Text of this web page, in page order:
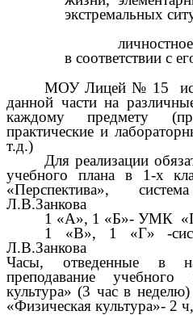
экстремальных
в соответствии с
МОУ Лицей № 15
данной части на
каждому предмету
практические и
т.д.)
Для реализации
учебного плана в 1-х
«Перспектива»,
Л.В.Занкова
1 «А», 1 «Б»- УМК
1 «В», 1 «Г» -
Л.В.Занкова
Часы, отведенные в
преподавание учебного
культура» (3 час в
«Физическая культура»- 2